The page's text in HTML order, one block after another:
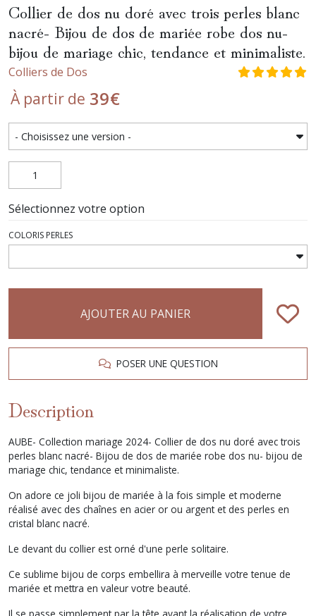
Collier de dos nu doré avec trois perles blanc
nacré- Bijou de dos de mariée robe dos nu-
bijou de mariage chic, tendance et minimaliste.
Colliers de Dos
À partir de 39€
Sélectionnez votre option
COLORIS PERLES
AJOUTER AU PANIER
POSER UNE QUESTION
Description
AUBE- Collection mariage 2024- Collier de dos nu doré avec trois
perles blanc nacré- Bijou de dos de mariée robe dos nu- bijou de
mariage chic, tendance et minimaliste.
On adore ce joli bijou de mariée à la fois simple et moderne
réalisé avec des chaînes en acier or ou argent et des perles en
cristal blanc nacré.
Le devant du collier est orné d'une perle solitaire.
Ce sublime bijou de corps embellira à merveille votre tenue de
mariée et mettra en valeur votre beauté.